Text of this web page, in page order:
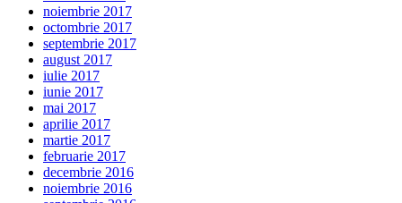
noiembrie 2017
octombrie 2017
septembrie 2017
august 2017
iulie 2017
iunie 2017
mai 2017
aprilie 2017
martie 2017
februarie 2017
decembrie 2016
noiembrie 2016